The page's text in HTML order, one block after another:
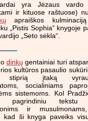
yra Jėzaus vardo
ir kituose raštuose)
apraiškos
„Pistis Sophia“ knygoje
„Seto sėkla“.
dinkų gentainiai turi
kultūros pasaulio
stiprią įtaką
socialiniams
sistemoms. Kol
pagrindiniu tekstu
ir
kad ši knyga paveiks